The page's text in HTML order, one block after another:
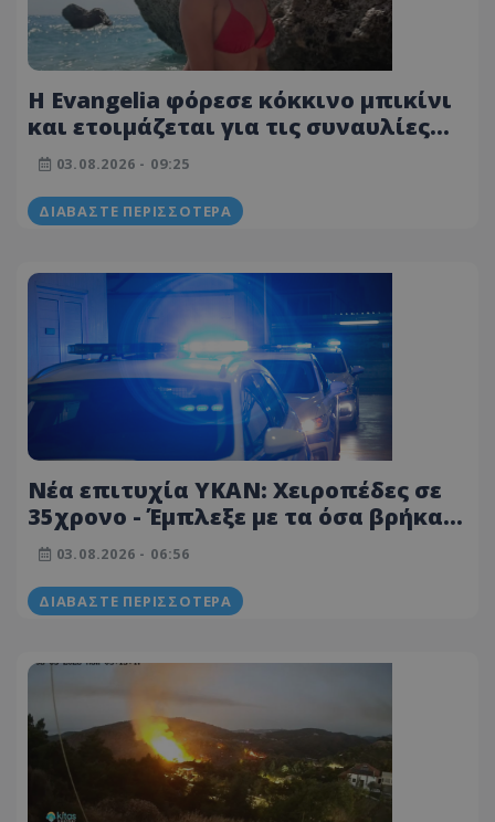
Η Evangelia φόρεσε κόκκινο μπικίνι
και ετοιμάζεται για τις συναυλίες
της - Δείτε φωτογραφίες
03.08.2026 - 09:25
ΔΙΑΒΆΣΤΕ ΠΕΡΙΣΣΌΤΕΡΑ
Νέα επιτυχία ΥΚΑΝ: Χειροπέδες σε
35χρονο - Έμπλεξε με τα όσα βρήκαν
στην οικία του - Δείτε φωτογραφίες
03.08.2026 - 06:56
ΔΙΑΒΆΣΤΕ ΠΕΡΙΣΣΌΤΕΡΑ